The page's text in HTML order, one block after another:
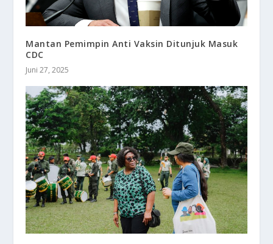
Mantan Pemimpin Anti Vaksin Ditunjuk Masuk
CDC
Juni 27, 2025